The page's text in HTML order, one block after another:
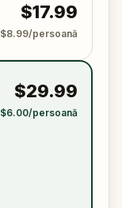
$17.99
$8.99/persoană
$29.99
$6.00/persoană